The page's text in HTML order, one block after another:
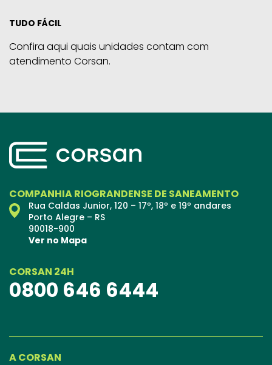
TUDO FÁCIL
Confira aqui quais unidades contam com
atendimento Corsan.
COMPANHIA RIOGRANDENSE DE SANEAMENTO
Rua Caldas Junior, 120 – 17º, 18º e 19º andares
Porto Alegre – RS
90018-900
Ver no Mapa
CORSAN 24H
0800 646 6444
A CORSAN